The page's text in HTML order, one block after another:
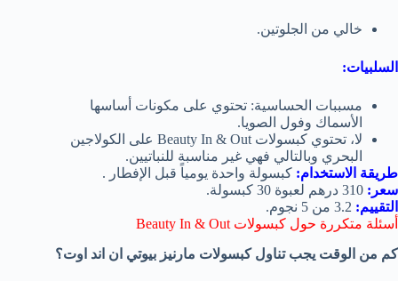
خالي من الجلوتين.
السلبيات:
مسببات الحساسية: تحتوي على مكونات أساسها
الأسماك وفول الصويا.
لا، تحتوي كبسولات Beauty In & Out على الكولاجين
البحري وبالتالي فهي غير مناسبة للنباتيين.
طريقة الاستخدام: كبسولة واحدة يومياً قبل الإفطار .
سعر:
التقييم:
أسئلة متكررة حول كبسولات Beauty In & Out
كم من الوقت يجب تناول كبسولات مارنيز بيوتي ان اند اوت؟